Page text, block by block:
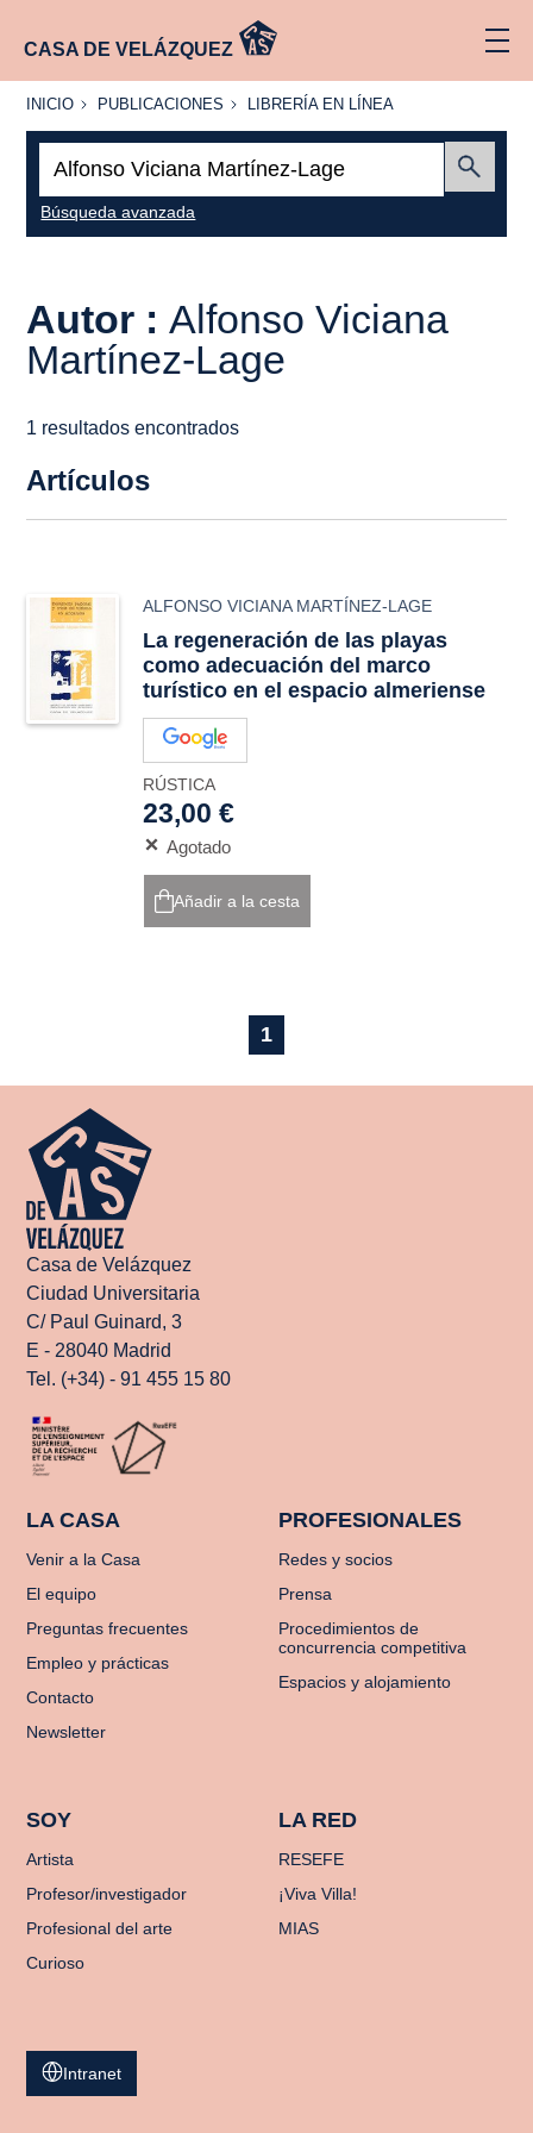
CASA DE VELÁZQUEZ
INICIO
INICIO PUBLICACIONES
PUBLICACIONES
LIBRERÍA
LÍNEA
LIBRERÍA EN LÍNEA
Búsqueda avanzada
Autor : Alfonso Viciana
Martínez-Lage
1 resultados encontrados
Artículos
ALFONSO VICIANA MARTÍNEZ-LAGE
La regeneración de las playas
como adecuación del marco
turístico en el espacio almeriense
RÚSTICA
23,00 €
Agotado
Añadir a la cesta
1
Casa de Velázquez
Ciudad Universitaria
C/ Paul Guinard, 3
E - 28040 Madrid
Tel. (+34) - 91 455 15 80
LA CASA
Venir a la Casa
El equipo
Preguntas frecuentes
Empleo y prácticas
Contacto
Newsletter
PROFESIONALES
Redes y socios
Prensa
Procedimientos de
concurrencia competitiva
Espacios y alojamiento
SOY
Artista
Profesor/investigador
Profesional del arte
Curioso
LA RED
RESEFE
¡Viva Villa!
MIAS
Intranet